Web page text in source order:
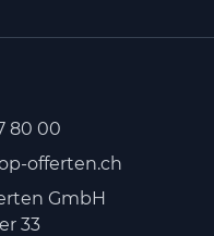
80 00
offerten.ch
GmbH
33